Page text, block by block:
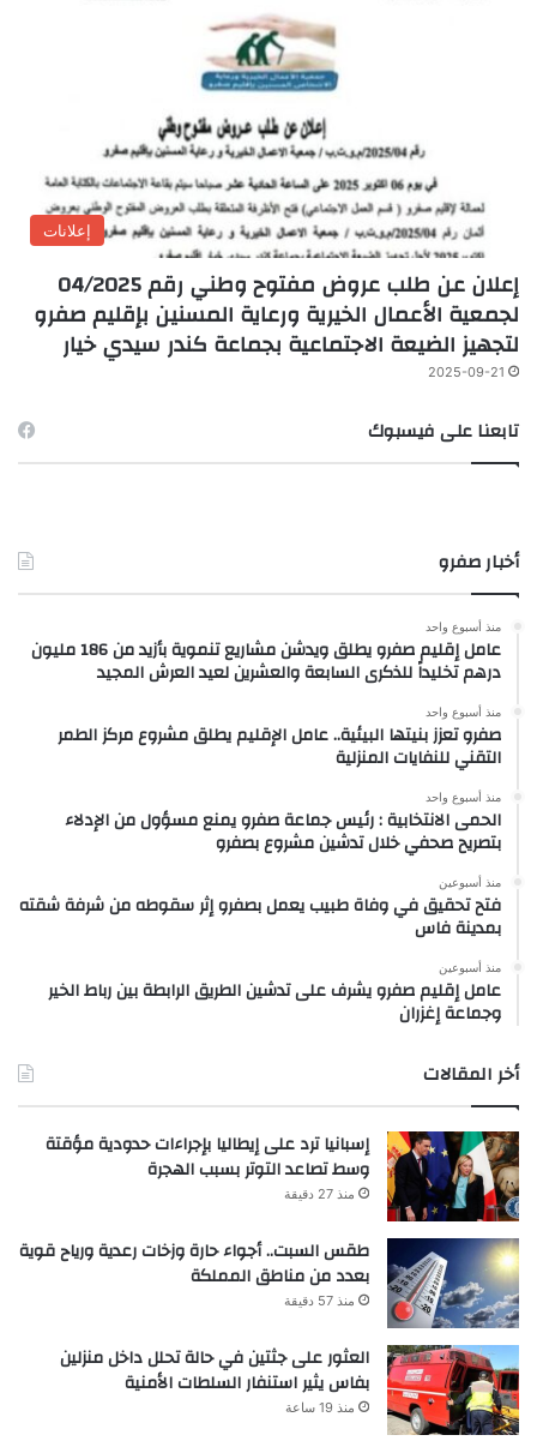
إعلانات
إعلان عن طلب عروض مفتوح وطني رقم 04/2025
لجمعية الأعمال الخيرية ورعاية المسنين بإقليم صفرو
لتجهيز الضيعة الاجتماعية بجماعة كندر سيدي خيار
2025-09-21
تابعنا على فيسبوك
أخبار صفرو
منذ أسبوع واحد
عامل إقليم صفرو يطلق ويدشن مشاريع تنموية بأزيد من 186 مليون
درهم تخليداً للذكرى السابعة والعشرين لعيد العرش المجيد
منذ أسبوع واحد
صفرو تعزز بنيتها البيئية.. عامل الإقليم يطلق مشروع مركز الطمر
التقني للنفايات المنزلية
منذ أسبوع واحد
الحمى الانتخابية : رئيس جماعة صفرو يمنع مسؤول من الإدلاء
بتصريح صحفي خلال تدشين مشروع بصفرو
منذ أسبوعين
فتح تحقيق في وفاة طبيب يعمل بصفرو إثر سقوطه من شرفة شقته
بمدينة فاس
منذ أسبوعين
عامل إقليم صفرو يشرف على تدشين الطريق الرابطة بين رباط الخير
وجماعة إغزران
أخر المقالات
إسبانيا ترد على إيطاليا بإجراءات حدودية مؤقتة
وسط تصاعد التوتر بسبب الهجرة
منذ 27 دقيقة
طقس السبت.. أجواء حارة وزخات رعدية ورياح قوية
بعدد من مناطق المملكة
منذ 57 دقيقة
العثور على جثتين في حالة تحلل داخل منزلين
بفاس يثير استنفار السلطات الأمنية
منذ 19 ساعة